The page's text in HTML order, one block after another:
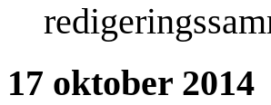
17 oktober 2014